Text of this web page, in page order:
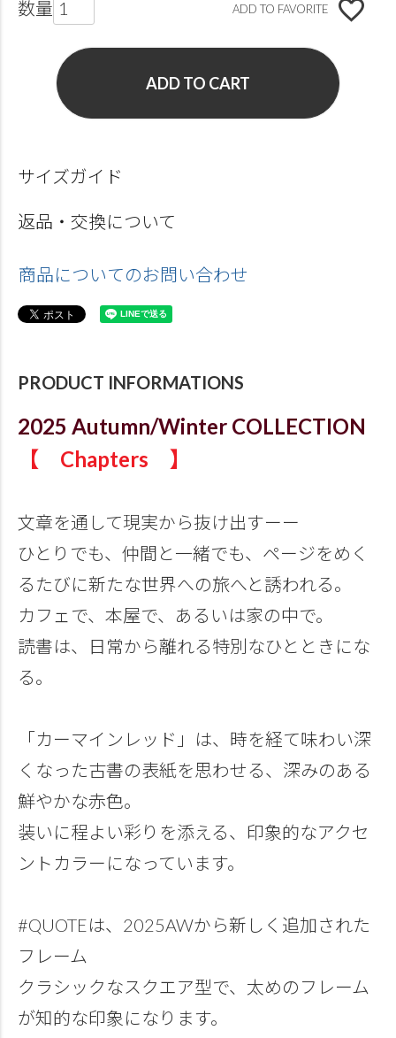
ADD TO FAVORITE
ADD TO CART
サイズガイド
返品・交換について
商品についてのお問い合わせ
PRODUCT INFORMATIONS
2025 Autumn/Winter COLLECTION
【 Chapters 】
文章を通して現実から抜け出すーー
ひとりでも、仲間と一緒でも、ページをめく
るたびに新たな世界への旅へと誘われる。
カフェで、本屋で、あるいは家の中で。
読書は、日常から離れる特別なひとときにな
る。
「カーマインレッド」は、時を経て味わい深
くなった古書の表紙を思わせる、深みのある
鮮やかな赤色。
装いに程よい彩りを添える、印象的なアクセ
ントカラーになっています。
#QUOTEは、2025AWから新しく追加された
フレーム
クラシックなスクエア型で、太めのフレーム
が知的な印象になります。